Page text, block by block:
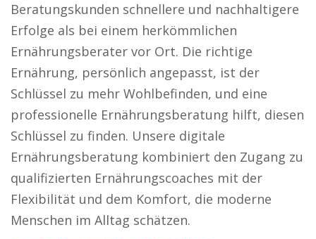
Beratungskunden schnellere und nachhaltigere
Erfolge als bei einem herkömmlichen
Ernährungsberater vor Ort. Die richtige
Ernährung, persönlich angepasst, ist der
Schlüssel zu mehr Wohlbefinden, und eine
professionelle Ernährungsberatung hilft, diesen
Schlüssel zu finden. Unsere digitale
Ernährungsberatung kombiniert den Zugang zu
qualifizierten Ernährungscoaches mit der
Flexibilität und dem Komfort, die moderne
Menschen im Alltag schätzen.